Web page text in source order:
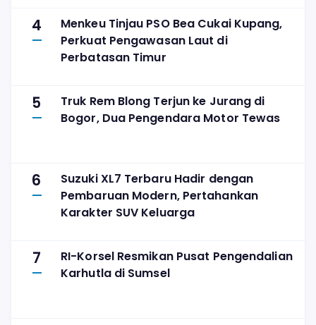
4
Menkeu Tinjau PSO Bea Cukai Kupang,
Perkuat Pengawasan Laut di
Perbatasan Timur
5
Truk Rem Blong Terjun ke Jurang di
Bogor, Dua Pengendara Motor Tewas
6
Suzuki XL7 Terbaru Hadir dengan
Pembaruan Modern, Pertahankan
Karakter SUV Keluarga
7
RI-Korsel Resmikan Pusat Pengendalian
Karhutla di Sumsel